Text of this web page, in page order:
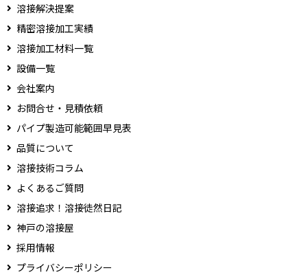
溶接解決提案
精密溶接加工実績
溶接加工材料一覧
設備一覧
会社案内
お問合せ・見積依頼
パイプ製造可能範囲早見表
品質について
溶接技術コラム
よくあるご質問
溶接追求！溶接徒然日記
神戸の溶接屋
採用情報
プライバシーポリシー